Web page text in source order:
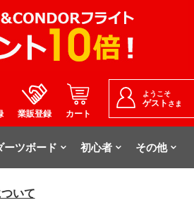
業販登録 カート
ようこそ
ゲスト さま
ーツボード 初心者 その他
いて